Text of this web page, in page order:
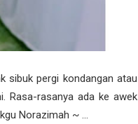
sibuk pergi kondangan atau
Rasa-rasanya ada ke awek
Norazimah ~ ...